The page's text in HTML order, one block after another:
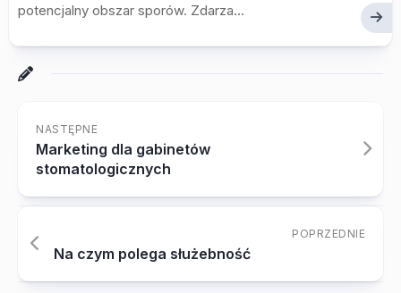
potencjalny obszar sporów. Zdarza...
NASTĘPNE
Marketing dla gabinetów
stomatologicznych
POPRZEDNIE
Na czym polega służebność